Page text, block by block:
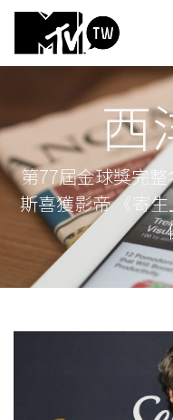
西
第77屆金球獎完
斯喜獲影帝 《寄